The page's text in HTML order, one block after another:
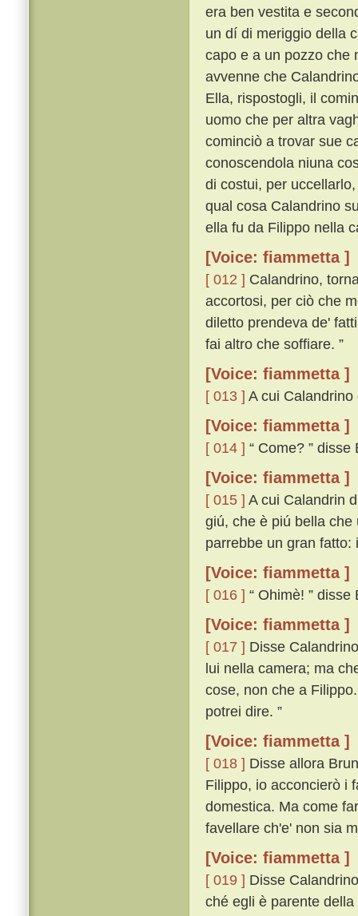
era ben vestita e
un dí di meriggio della
capo e a un pozzo che
avvenne che
Ella, rispostogli, il
uomo che per altra
cominciò a trovar sue
conoscendola niuna
di costui, per
qual cosa Calandrino
ella fu da Filippo nella
[Voice: fiammetta ]
[ 012 ] Calandrino,
accortosi, per ciò che
diletto prendeva de'
fai altro che soffiare. ”
[Voice: fiammetta ]
[ 013 ] A cui Calandrino
[Voice: fiammetta ]
[ 014 ] “ Come? ” disse
[Voice: fiammetta ]
[ 015 ] A cui Calandrin
giú, che è piú bella
parrebbe un gran fatto:
[Voice: fiammetta ]
[ 016 ] “ Ohimè! ”
[Voice: fiammetta ]
[ 017 ] Disse
lui nella camera; ma
cose, non che a
potrei dire. ”
[Voice: fiammetta ]
[ 018 ] Disse allora
Filippo, io acconcierò i
domestica. Ma come
favellare ch'e' non sia
[Voice: fiammetta ]
[ 019 ] Disse
ché egli è parente